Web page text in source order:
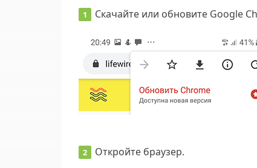
Скачайте или обновите Google
Откройте браузер.